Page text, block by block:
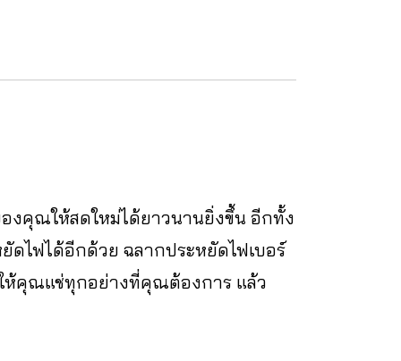
งคุณให้สดใหม่ได้ยาวนานยิ่งขึ้น อีกทั้ง
ไฟได้อีกด้วย ฉลากประหยัดไฟเบอร์
ห้คุณแช่ทุกอย่างที่คุณต้องการ แล้ว